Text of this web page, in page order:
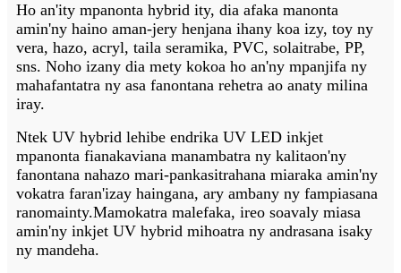
Ho an'ity mpanonta hybrid ity, dia afaka manonta
amin'ny haino aman-jery henjana ihany koa izy, toy ny
vera, hazo, acryl, taila seramika, PVC, solaitrabe, PP,
sns. Noho izany dia mety kokoa ho an'ny mpanjifa ny
mahafantatra ny asa fanontana rehetra ao anaty milina
iray.
Ntek UV hybrid lehibe endrika UV LED inkjet
mpanonta fianakaviana manambatra ny kalitaon'ny
fanontana nahazo mari-pankasitrahana miaraka amin'ny
vokatra faran'izay haingana, ary ambany ny fampiasana
ranomainty.Mamokatra malefaka, ireo soavaly miasa
amin'ny inkjet UV hybrid mihoatra ny andrasana isaky
ny mandeha.